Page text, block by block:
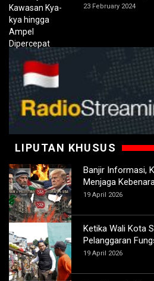
23 February 2024
LIPUTAN KHUSUS
Banjir Informasi,
Menjaga
19 April 2026
Ketika Wali Kota
Pelanggaran
19 April 2026